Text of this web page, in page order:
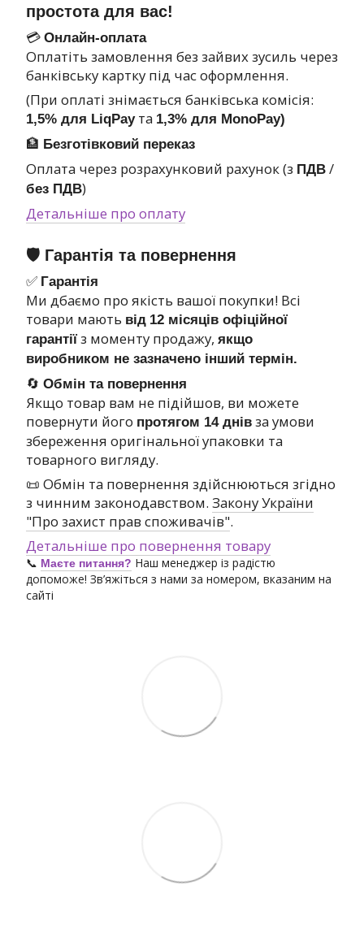
простота для вас!
💳 Онлайн-оплата
Оплатіть замовлення без зайвих зусиль через
банківську картку під час оформлення.
(При оплаті знімається банківська комісія:
1,5% для LiqPayта 1,3% для MonoPay)
🏦 Безготівковий переказ
Оплата через розрахунковий рахунок (з ПДВ /
без ПДВ)
Детальніше про оплату
🛡 Гарантія та повернення
✅ Гарантія
Ми дбаємо про якість вашої покупки! Всі
товари мають від 12 місяців офіційної
гарантії з моменту продажу, якщо
виробником не зазначено інший термін.
🔄 Обмін та повернення
Якщо товар вам не підійшов, ви можете
повернути його протягом 14 днів за умови
збереження оригінальної упаковки та
товарного вигляду.
📜 Обмін та повернення здійснюються згідно
з чинним законодавством. Закону України
"Про захист прав споживачів".
Детальніше про повернення товару
📞 Маєте питання? Наш менеджер із радістю
допоможе! Зв’яжіться з нами за номером, вказаним на
сайті